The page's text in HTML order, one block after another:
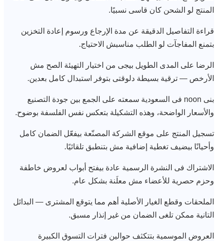
المنتج لو الشحن كان قاسى نسبيًا.
قراءة التفاصيل الدقيقة عن مدة الإرجاع ورسوم إعادة التخزين
بتمنع المفاجآت لو الطلب مناسبش الاحتياج.
الرضا على المدى الطويل بيجى من اختيار التهيئة الصح مش
الأرخص — ترقية بسيطة دلوقتى بتوفر استبدال كامل بعدين.
بنى noon فى السعودية سمعته على الجمع بين جودة التصنيع
والأسعار الواضحة، وهذه التشكيلة بتعكس نفس الفلسفة بوضوح.
تسجيل المنتج على موقع الشركة المصنّعة بيفعّل الضمان كامل
وأحيانًا بيضيف تغطية إضافية مش بتنطبق تلقائيًا.
الاشتراك فى النشرة الرسمية عادة بيفتح أبواب لعروض خاطفة
وحزم حصرية للأعضاء مش معلَنة بشكل عام.
الملحقات وقطع الغيار الأصلية أهم مما يتوقع المشترى — البدائل
التانية ممكن تلغى الضمان من غير إنذار مسبق.
العروض الموسمية بتتكثف حوالين فترات التسوق الكبيرة